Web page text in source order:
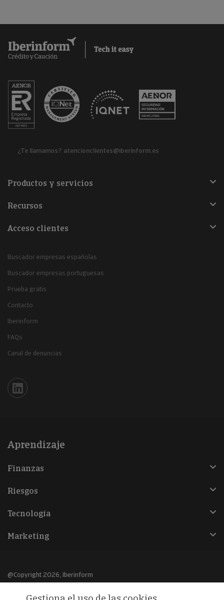
¿Te llamamos? atencionclientes@iberinform.es
Productos y servicios
Recursos
Acceso clientes
Buscador empresas españolas
Buscador empresas portuguesas
Prueba gratis
Contacto
Iberinform
FAQs
Canal de denuncias
Iberinform en Linkedin
Aprendizaje
Finanzas
Riesgos
Tecnología
Marketing
@Copyright 2026, Iberinform